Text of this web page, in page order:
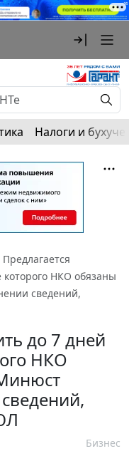
Налоги и
Предлагается
которого НКО обязаны
сведений,
до 7 дней
НКО
Бизнес